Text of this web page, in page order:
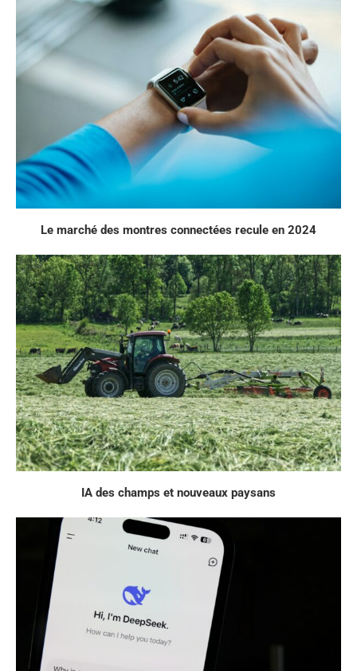
Le marché des montres connectées recule en 2024
IA des champs et nouveaux paysans